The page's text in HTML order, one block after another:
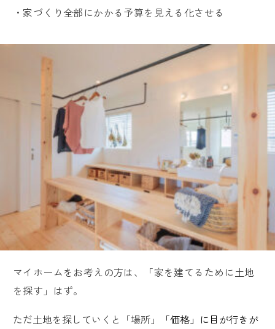
・家づくり全部にかかる予算を見える化させる
マイホームをお考えの方は、「家を建てるために土地
を探す」はず。
ただ土地を探していくと「場所」
「価格」に目が行きが